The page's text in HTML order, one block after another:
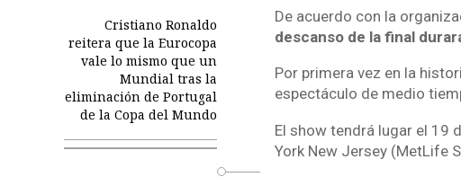
Cristiano Ronaldo
reitera que la Eurocopa
vale lo mismo que un
Mundial tras la
eliminación de Portugal
de la Copa del Mundo
De acuerdo con la
descanso de la final
Por primera vez en la
espectáculo de medio
El show tendrá lugar el 19
York New Jersey (MetLife